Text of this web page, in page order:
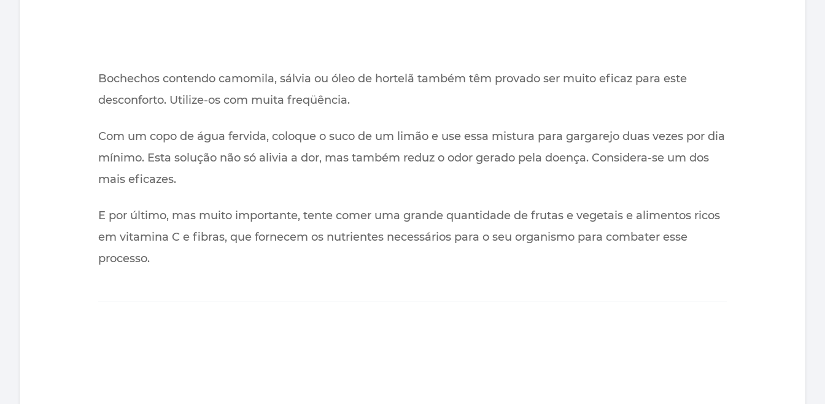
Bochechos contendo camomila, sálvia ou óleo de hortelã também têm provado ser muito eficaz para este
desconforto. Utilize-os com muita freqüência.
Com um copo de água fervida, coloque o suco de um limão e use essa mistura para gargarejo duas vezes por dia
mínimo. Esta solução não só alivia a dor, mas também reduz o odor gerado pela doença. Considera-se um dos
mais eficazes.
E por último, mas muito importante, tente comer uma grande quantidade de frutas e vegetais e alimentos ricos
em vitamina C e fibras, que fornecem os nutrientes necessários para o seu organismo para combater esse
processo.